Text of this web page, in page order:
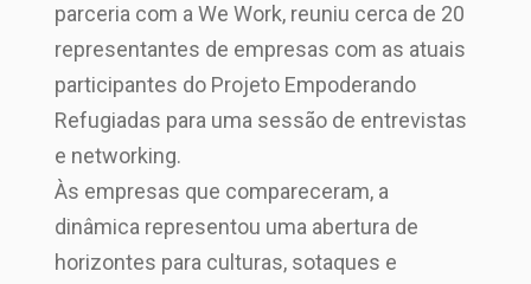
parceria com a We Work, reuniu cerca de 20
representantes de empresas com as atuais
participantes do Projeto Empoderando
Refugiadas para uma sessão de entrevistas
e networking.
Às empresas que compareceram, a
dinâmica representou uma abertura de
horizontes para culturas, sotaques e